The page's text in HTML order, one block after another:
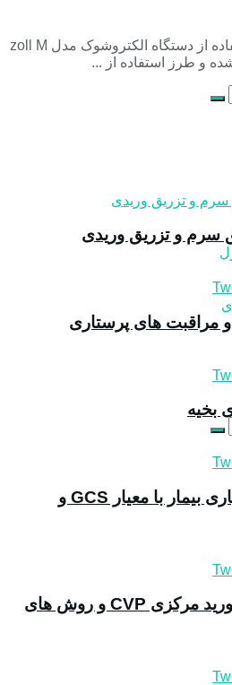
ترجمه کاتالوگ راهنمای استفاده از دستگاه الکتروشوک مدل zoll M
سرم و تزریق وریدی
و مراقبت‌ های پرستاری
بخیه
کنترل سطح هوشیاری بیمار با معیار GCS و
اندازه گیری فشار ورید مرکزی CVP و روش های